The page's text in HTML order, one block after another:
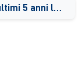
Come è cambiata negli ultimi 5 anni la sensibilità collettiva attorno ai temi del gender gap?